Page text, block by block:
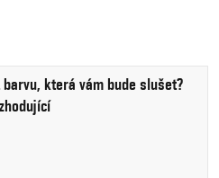
která vám bude slušet?